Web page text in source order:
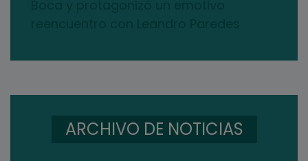
ARCHIVO DE NOTICIAS